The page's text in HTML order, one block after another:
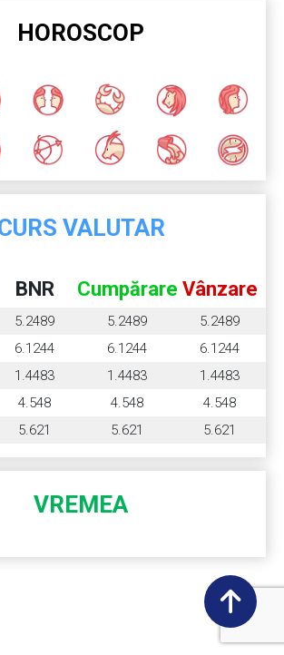
HOROSCOP
VALUTAR
BNR Cumpărare Vânzare
5.2489 5.2489
5.2489
6.1244 6.1244
6.1244
1.4483 1.4483
1.4483
4.548 4.548
4.548
5.621 5.621 5.621
VREMEA